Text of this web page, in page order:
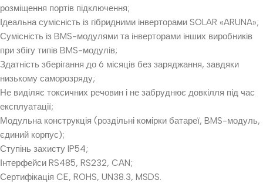
розміщення портів підключення;
Ідеальна сумісність із гібридними інверторами SOLAR «ARUNA»;
Сумісність із BMS-модулями та інверторами інших виробників
при збігу типів BMS-модулів;
Здатність зберігання до 6 місяців без заряджання, завдяки
низькому саморозряду;
Не виділяє токсичних речовин і не забруднює довкілля під час
експлуатації;
Модульна конструкція (роздільні комірки батареї, BMS-модуль,
єдиний корпус);
Ступінь захисту IP54;
Інтерфейси RS485, RS232, CAN;
Сертифікація CE, ROHS, UN38.3, MSDS.